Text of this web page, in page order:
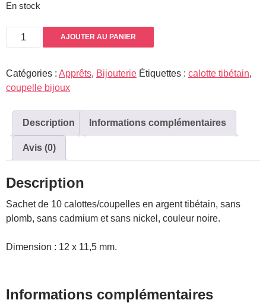
En stock
quantité
de
AJOUTER AU PANIER
Catégories : Apprêts, Bijouterie Étiquettes : calotte tibétain,
coupelle bijoux
Description Informations complémentaires
Avis (0)
Description
Sachet de 10 calottes/coupelles en argent tibétain, sans
plomb, sans cadmium et sans nickel, couleur noire.
Dimension : 12 x 11,5 mm.
Informations complémentaires